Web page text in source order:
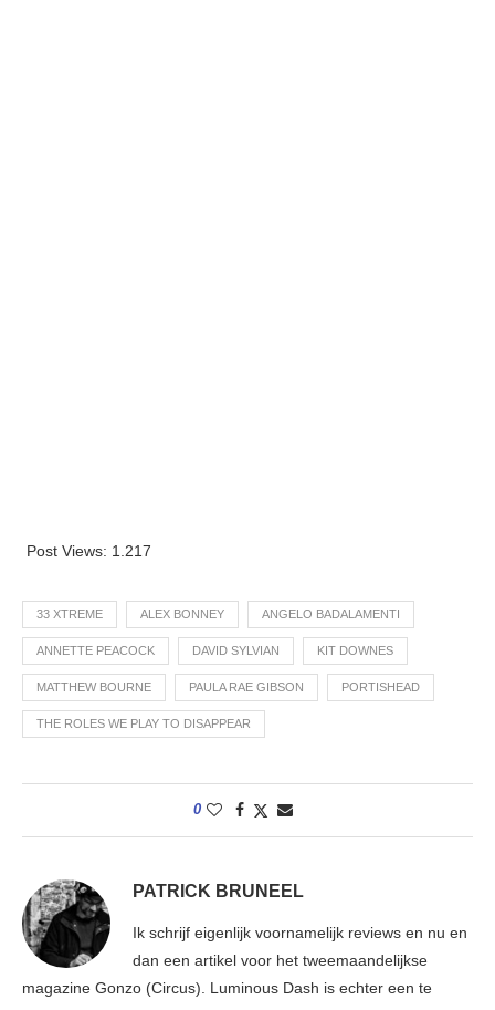
Post Views: 1.217
33 XTREME ALEX BONNEY ANGELO BADALAMENTI
ANNETTE PEACOCK DAVID SYLVIAN KIT DOWNES
MATTHEW BOURNE PAULA RAE GIBSON PORTISHEAD
THE ROLES WE PLAY TO DISAPPEAR
0
PATRICK BRUNEEL
Ik schrijf eigenlijk voornamelijk reviews en nu en
dan een artikel voor het tweemaandelijkse
magazine Gonzo (Circus). Luminous Dash is echter een te